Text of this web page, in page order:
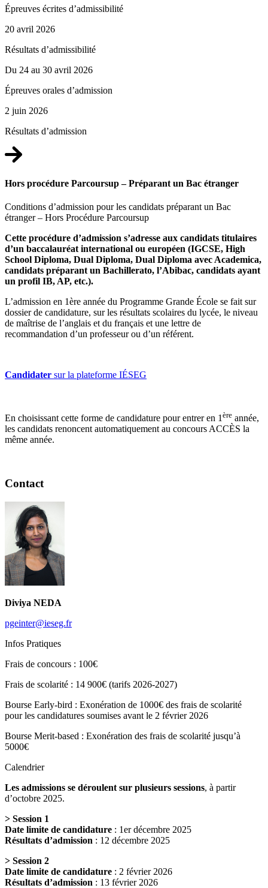
Épreuves écrites d’admissibilité
20 avril 2026
Résultats d’admissibilité
Du 24 au 30 avril 2026
Épreuves orales d’admission
2 juin 2026
Résultats d’admission
Hors procédure Parcoursup – Préparant un Bac étranger
Conditions d’admission pour les candidats préparant un Bac
étranger – Hors Procédure Parcoursup
Cette procédure d’admission s’adresse aux candidats titulaires
d’un baccalauréat international ou européen (IGCSE, High
School Diploma, Dual Diploma, Dual Diploma avec Academica,
candidats préparant un Bachillerato, l’Abibac, candidats ayant
un profil IB, AP, etc.).
L’admission en 1ère année du Programme Grande École se fait sur
dossier de candidature, sur les résultats scolaires du lycée, le niveau
de maîtrise de l’anglais et du français et une lettre de
recommandation d’un professeur ou d’un référent.
Candidater sur la plateforme IÉSEG
En choisissant cette forme de candidature pour entrer en 1 ère année,
les candidats renoncent automatiquement au concours ACCÈS la
même année.
Contact
Diviya NEDA
pgeinter@ieseg.fr
Infos Pratiques
Frais de concours : 100€
Frais de scolarité : 14 900€ (tarifs 2026-2027)
Bourse Early-bird : Exonération de 1000€ des frais de scolarité
pour les candidatures soumises avant le 2 février 2026
Bourse Merit-based : Exonération des frais de scolarité jusqu’à
5000€
Calendrier
Les admissions se déroulent sur plusieurs sessions, à partir
d’octobre 2025.
> Session 1
Date limite de candidature : 1er décembre 2025
Résultats d’admission : 12 décembre 2025
> Session 2
Date limite de candidature : 2 février 2026
Résultats d’admission : 13 février 2026